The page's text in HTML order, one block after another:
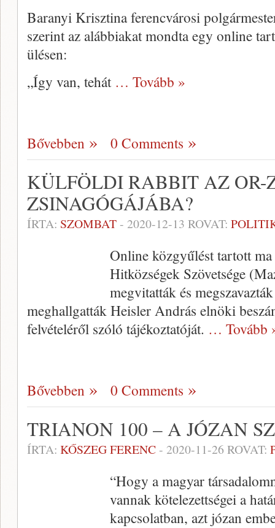
Baranyi Krisztina ferencvárosi
szerint az alábbiakat mondta egy online
ülésen:
„Így van, tehát … Tovább »
Bővebben 0 Comments
KÜLFÖLDI RABBIT AZ OR-
ZSINAGÓGÁJÁBA?
ÍRTA: SZOMBAT- 2020-12-13 ROVAT:
Online közgyűlést tartott
Hitközségek Szövetsége
megvitatták és
meghallgatták Heisler András elnöki
felvételéről szóló tájékoztatóját. … Tovább
Bővebben 0 Comments
TRIANON 100 – A JÓZAN
ÍRTA: KŐSZEG FERENC- 2020-11-26 ROVAT:
“Hogy a magyar
vannak kötelezettségei a
kapcsolatban, azt józan